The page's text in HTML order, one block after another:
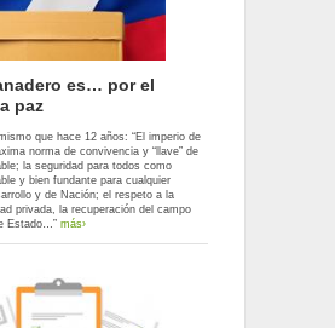
es… por el
paz
que hace 12 años: “El imperio de
norma de convivencia y “llave” de
la seguridad para todos como
y bien fundante para cualquier
y de Nación; el respeto a la
privada, la recuperación del campo
Estado…” más›